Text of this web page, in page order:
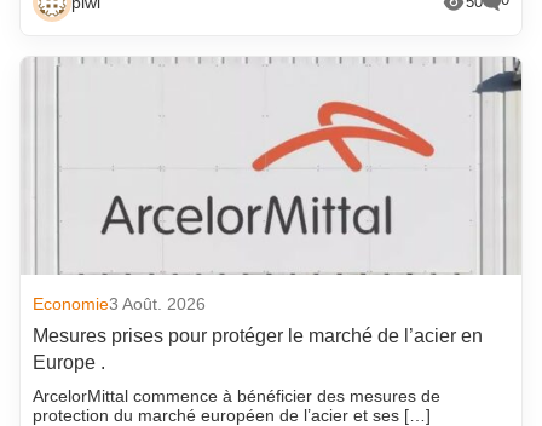
Economie3 Août. 2026
Mesures prises pour protéger le marché de l’acier en
Europe .
ArcelorMittal commence à bénéficier des mesures de
protection du marché européen de l’acier et ses […]